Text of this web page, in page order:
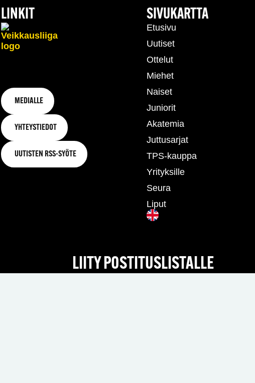
LINKIT
MEDIALLE
YHTEYSTIEDOT
UUTISTEN RSS-SYÖTE
SIVUKARTTA
Etusivu
Uutiset
Ottelut
Miehet
Naiset
Juniorit
Akatemia
Juttusarjat
TPS-kauppa
Yrityksille
Seura
Liput
LIITY POSTITUSLISTALLE